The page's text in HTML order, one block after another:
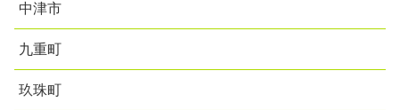
中津市
九重町
玖珠町